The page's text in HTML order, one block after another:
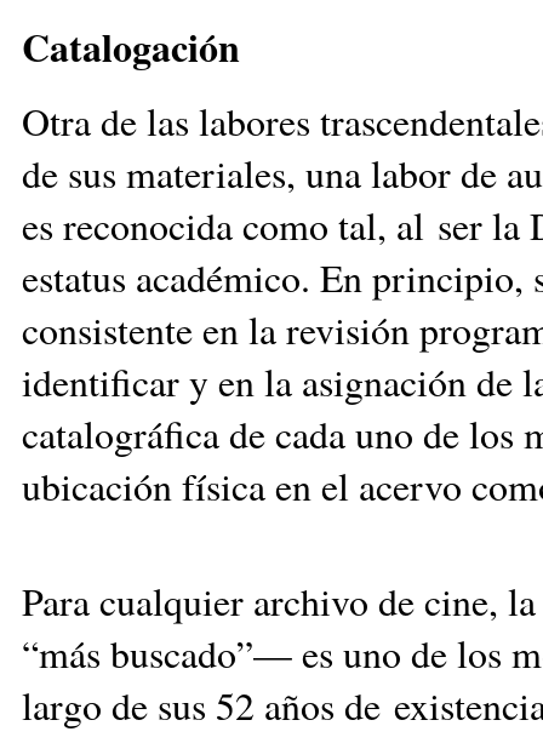
Catalogación
Otra de las labores
de sus materiales, una labor de
es reconocida como tal, al ser la
estatus académico. En principio,
consistente en la revisión
identificar y en la asignación de
catalográfica de cada uno de los
ubicación física en el acervo
Para cualquier archivo de cine,
“más buscado”— es uno de los
largo de sus 52 años de